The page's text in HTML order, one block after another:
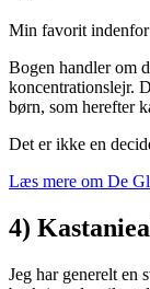
Min favorit indenfor
Bogen handler om
koncentrationslejr.
børn, som herefter
Det er ikke en
Læs mere om De
4)
Jeg har generelt en